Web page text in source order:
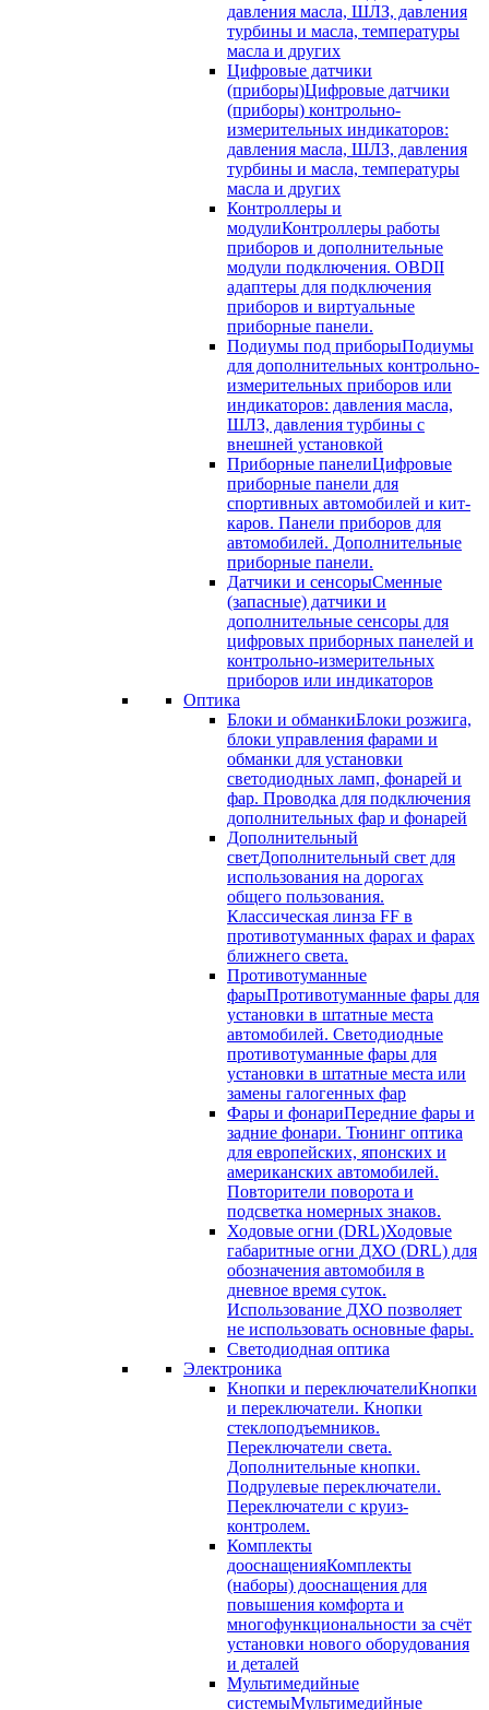
давления масла, ШЛЗ, давления
турбины и масла, температуры
масла и других
Цифровые датчики
(приборы)Цифровые датчики
(приборы) контрольно-
измерительных индикаторов:
давления масла, ШЛЗ, давления
турбины и масла, температуры
масла и других
Контроллеры и
модулиКонтроллеры работы
приборов и дополнительные
модули подключения. OBDII
адаптеры для подключения
приборов и виртуальные
приборные панели.
Подиумы под приборыПодиумы
для дополнительных контрольно-
измерительных приборов или
индикаторов: давления масла,
ШЛЗ, давления турбины с
внешней установкой
Приборные панелиЦифровые
приборные панели для
спортивных автомобилей и кит-
каров. Панели приборов для
автомобилей. Дополнительные
приборные панели.
Датчики и сенсорыСменные
(запасные) датчики и
дополнительные сенсоры для
цифровых приборных панелей и
контрольно-измерительных
приборов или индикаторов
Оптика
Блоки и обманкиБлоки розжига,
блоки управления фарами и
обманки для установки
светодиодных ламп, фонарей и
фар. Проводка для подключения
дополнительных фар и фонарей
Дополнительный
светДополнительный свет для
использования на дорогах
общего пользования.
Классическая линза FF в
противотуманных фарах и фарах
ближнего света.
Противотуманные
фарыПротивотуманные фары для
установки в штатные места
автомобилей. Светодиодные
противотуманные фары для
установки в штатные места или
замены галогенных фар
Фары и фонариПередние фары и
задние фонари. Тюнинг оптика
для европейских, японских и
американских автомобилей.
Повторители поворота и
подсветка номерных знаков.
Ходовые огни (DRL)Ходовые
габаритные огни ДХО (DRL) для
обозначения автомобиля в
дневное время суток.
Использование ДХО позволяет
не использовать основные фары.
Светодиодная оптика
Электроника
Кнопки и переключателиКнопки
и переключатели. Кнопки
стеклоподъемников.
Переключатели света.
Дополнительные кнопки.
Подрулевые переключатели.
Переключатели с круиз-
контролем.
Комплекты
дооснащенияКомплекты
(наборы) дооснащения для
повышения комфорта и
многофункциональности за счёт
установки нового оборудования
и деталей
Мультимедийные
системыМультимедийные